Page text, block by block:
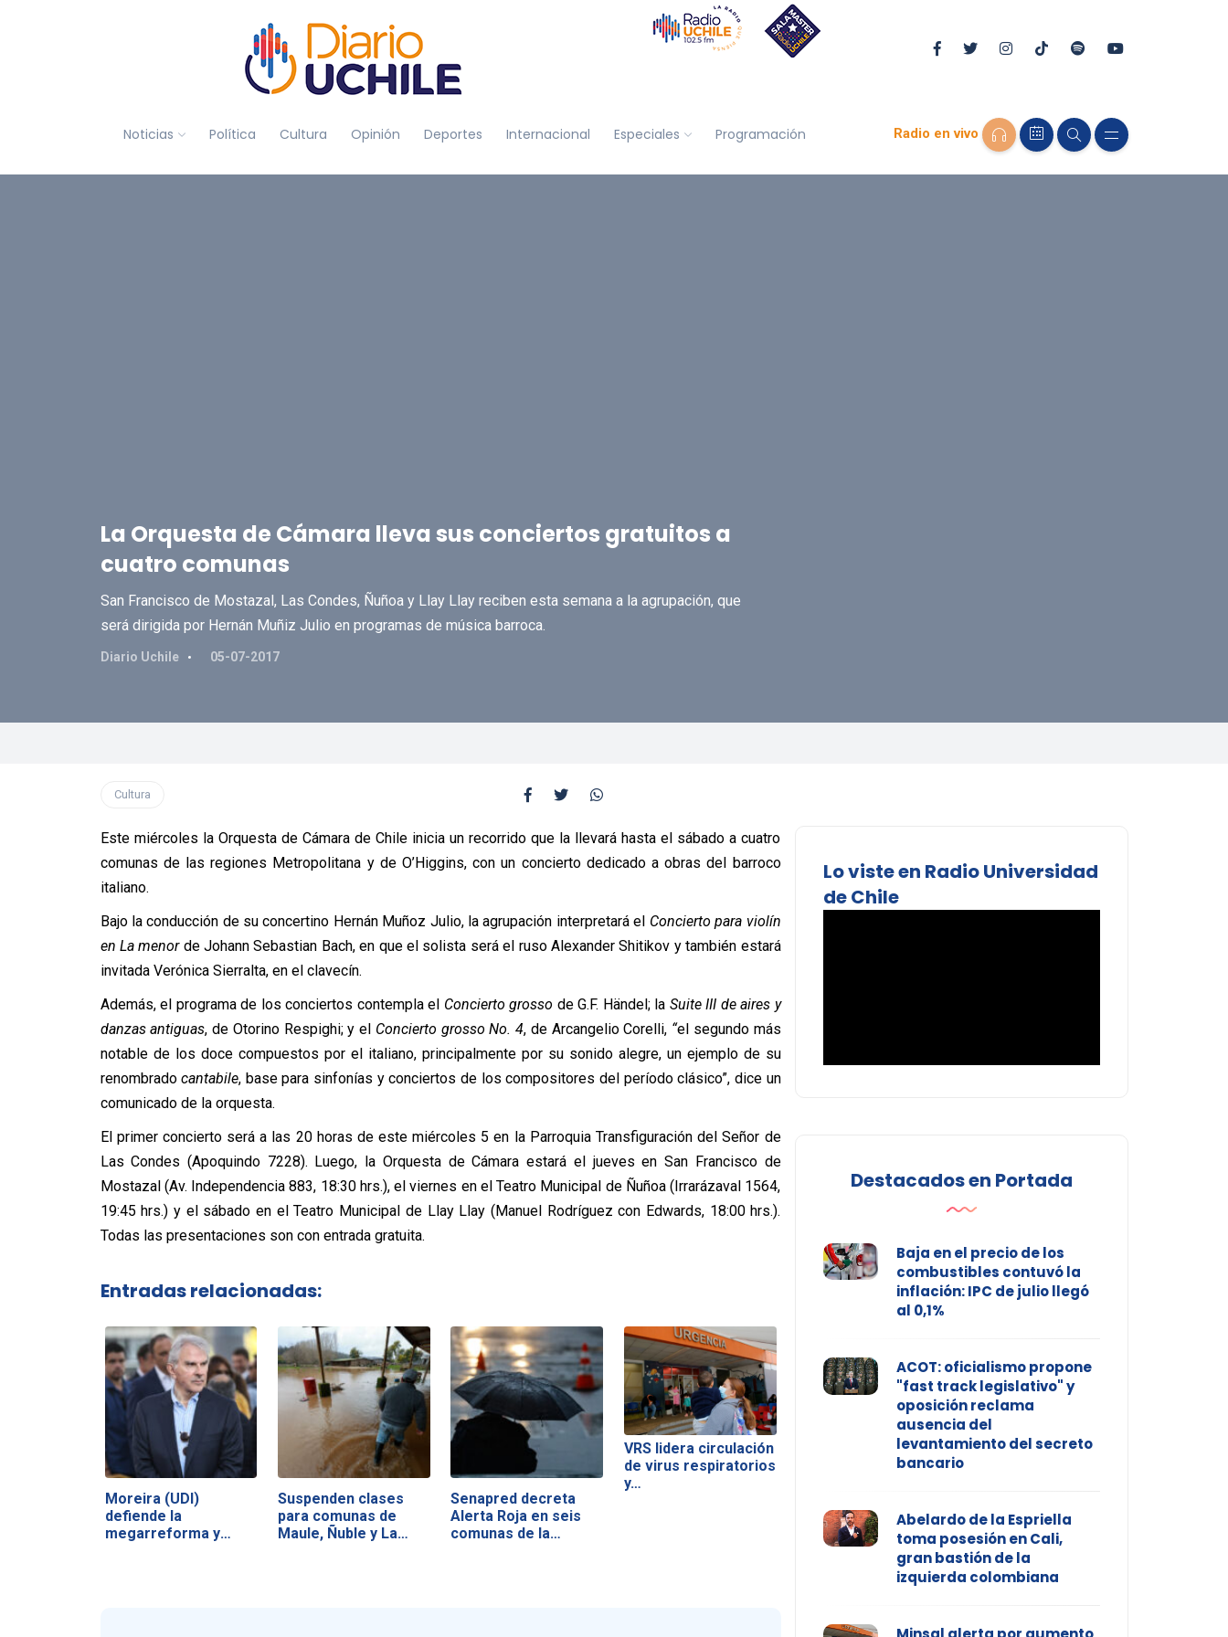
Noticias Política Cultura Opinión Deportes Internacional Especiales Programación Radio en vivo
La Orquesta de Cámara lleva sus conciertos gratuitos a
cuatro comunas
San Francisco de Mostazal, Las Condes, Ñuñoa y Llay Llay reciben esta semana a la agrupación, que
será dirigida por Hernán Muñiz Julio en programas de música barroca.
Diario Uchile 05-07-2017
Cultura
Este miércoles la Orquesta de Cámara de Chile inicia un recorrido que la llevará hasta el sábado a cuatro
comunas de las regiones Metropolitana y de O’Higgins, con un concierto dedicado a obras del barroco
italiano.
Bajo la conducción de su concertino Hernán Muñoz Julio, la agrupación interpretará el Concierto para violín
en La menorde Johann Sebastian Bach, en que el solista será el ruso Alexander Shitikov y también estará
invitada Verónica Sierralta, en el clavecín.
Además, el programa de los conciertos contempla el Concierto grosso de G.F. Händel; la Suite III de aires y
danzas antiguas, de Otorino Respighi; y el Concierto grosso No. 4, de Arcangelio Corelli, “el segundo más
notable de los doce compuestos por el italiano, principalmente por su sonido alegre, un ejemplo de su
renombradocantabile, base para sinfonías y conciertos de los compositores del período clásico”, dice un
comunicado de la orquesta.
El primer concierto será a las 20 horas de este miércoles 5 en la Parroquia Transfiguración del Señor de
Las Condes (Apoquindo 7228). Luego, la Orquesta de Cámara estará el jueves en San Francisco de
Mostazal (Av. Independencia 883, 18:30 hrs.), el viernes en el Teatro Municipal de Ñuñoa (Irrarázaval 1564,
19:45 hrs.) y el sábado en el Teatro Municipal de Llay Llay (Manuel Rodríguez con Edwards, 18:00 hrs.).
Todas las presentaciones son con entrada gratuita.
Entradas relacionadas:
Moreira (UDI)
defiende la
megarreforma y
Suspenden clases
para comunas de
Maule, Ñuble y La…
Senapred decreta
Alerta Roja en seis
comunas de la…
VRS lidera circulación
de virus respiratorios
y…
Lo viste en Radio Universidad
de Chile
Destacados en Portada
Baja en el precio de los
combustibles contuvó la
inflación: IPC de julio llegó
al 0,1%
ACOT: oficialismo propone
"fast track legislativo" y
oposición reclama
ausencia del
levantamiento del secreto
bancario
Abelardo de la Espriella
toma posesión en Cali,
gran bastión de la
izquierda colombiana